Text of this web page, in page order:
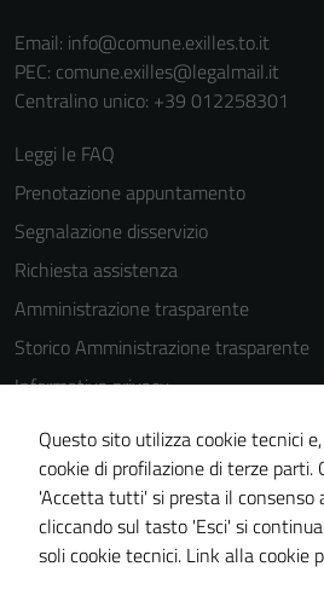
Email: info@comune.exilles.to.it
PEC: comune.exilles@legalmail.it
Centralino unico: +39 012258301
Leggi le FAQ
Prenotazione appuntamento
Segnalazione disservizio
Richiesta assistenza
Amministrazione trasparente
Storico Amministrazione trasparente
Informativa privacy
Cookie Policy
Note legali
Dichiarazione di accessibilità
Piano di miglioramento del sito
Questo sito utilizza cookie tecnici
cookie di profilazione di terze parti.
'Accetta tutti' si presta il consenso
cliccando sul tasto 'Esci' si
soli cookie tecnici. Link alla cookie